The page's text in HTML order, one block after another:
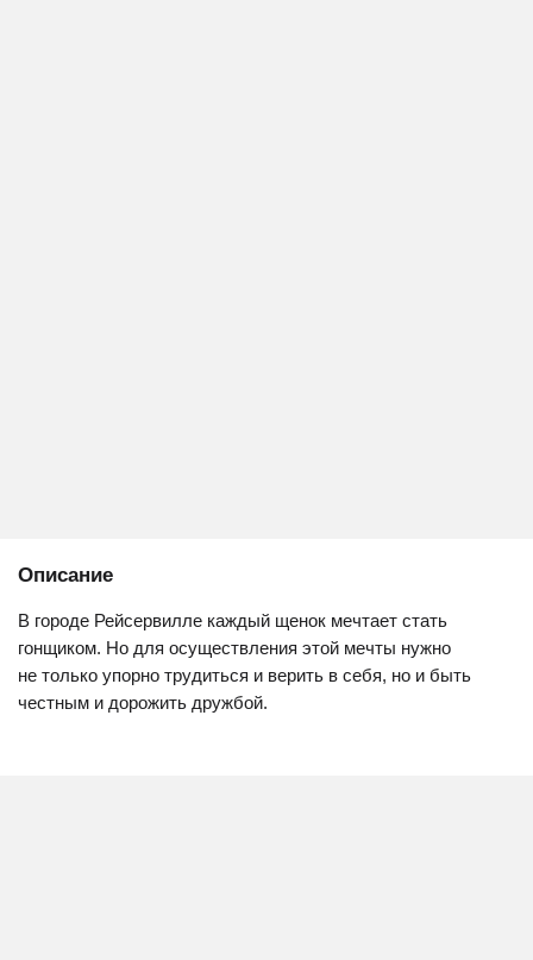
Описание
В городе Рейсервилле каждый щенок мечтает стать
гонщиком. Но для осуществления этой мечты нужно
не только упорно трудиться и верить в себя, но и быть
честным и дорожить дружбой.